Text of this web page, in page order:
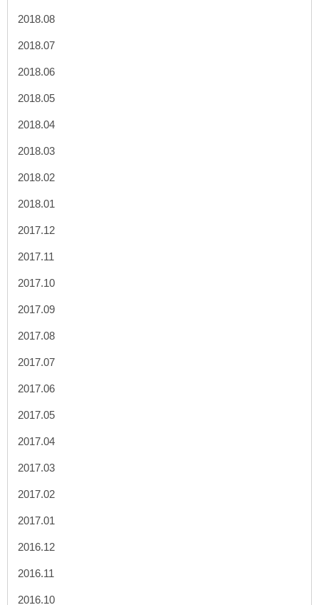
2018.08
2018.07
2018.06
2018.05
2018.04
2018.03
2018.02
2018.01
2017.12
2017.11
2017.10
2017.09
2017.08
2017.07
2017.06
2017.05
2017.04
2017.03
2017.02
2017.01
2016.12
2016.11
2016.10